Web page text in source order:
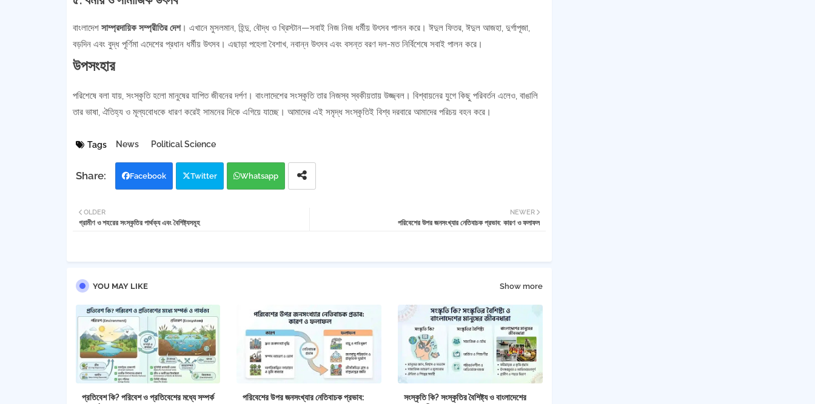
বাংলাদেশ সাম্প্রদায়িক সম্প্রীতির দেশ। এখানে মুসলমান, হিন্দু, বৌদ্ধ ও খ্রিস্টান—সবাই নিজ নিজ ধর্মীয় উৎসব পালন করে। ঈদুল ফিতর, ঈদুল আজহা, দুর্গাপূজা,
বড়দিন এবং বুদ্ধ পূর্ণিমা এদেশের প্রধান ধর্মীয় উৎসব। এছাড়া পহেলা বৈশাখ, নবান্ন উৎসব এবং বসন্ত বরণ দল-মত নির্বিশেষে সবাই পালন করে।
উপসংহার
পরিশেষে বলা যায়, সংস্কৃতি হলো মানুষের যাপিত জীবনের দর্পণ। বাংলাদেশের সংস্কৃতি তার নিজস্ব স্বকীয়তায় উজ্জ্বল। বিশ্বায়নের যুগে কিছু পরিবর্তন এলেও, বাঙালি
তার ভাষা, ঐতিহ্য ও মূল্যবোধকে ধারণ করেই সামনের দিকে এগিয়ে যাচ্ছে। আমাদের এই সমৃদ্ধ সংস্কৃতিই বিশ্ব দরবারে আমাদের পরিচয় বহন করে।
Tags News Political Science
Facebook Twitter Whatsapp
NEWER
পরিবেশের উপর জনসংখ্যার নেতিবাচক প্রভাব: কারণ ও ফলাফল
OLDER
গ্রামীণ ও শহরের সংস্কৃতির পার্থক্য এবং বৈশিষ্ট্যসমূহ
YOU MAY LIKE Show more
প্রতিবেশ কি? পরিবেশ ও প্রতিবেশের মধ্যে সম্পর্ক
পরিবেশের উপর জনসংখ্যার নেতিবাচক প্রভাব:
সংস্কৃতি কি? সংস্কৃতির বৈশিষ্ট্য ও বাংলাদেশের